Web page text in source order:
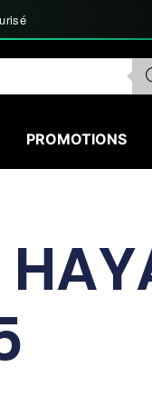
PROMOTIONS